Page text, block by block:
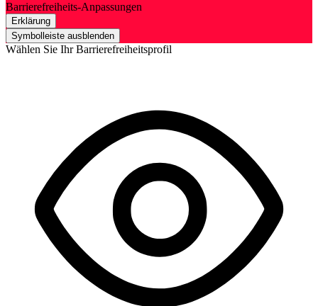
Barrierefreiheits-Anpassungen
Erklärung
Symbolleiste ausblenden
Wählen Sie Ihr Barrierefreiheitsprofil